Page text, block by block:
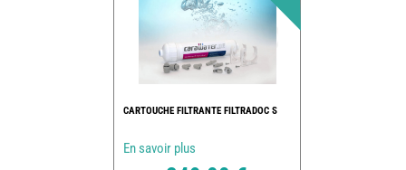
CARTOUCHE FILTRANTE FILTRADOC S
En savoir plus